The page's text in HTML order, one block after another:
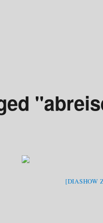
[DIASHOW